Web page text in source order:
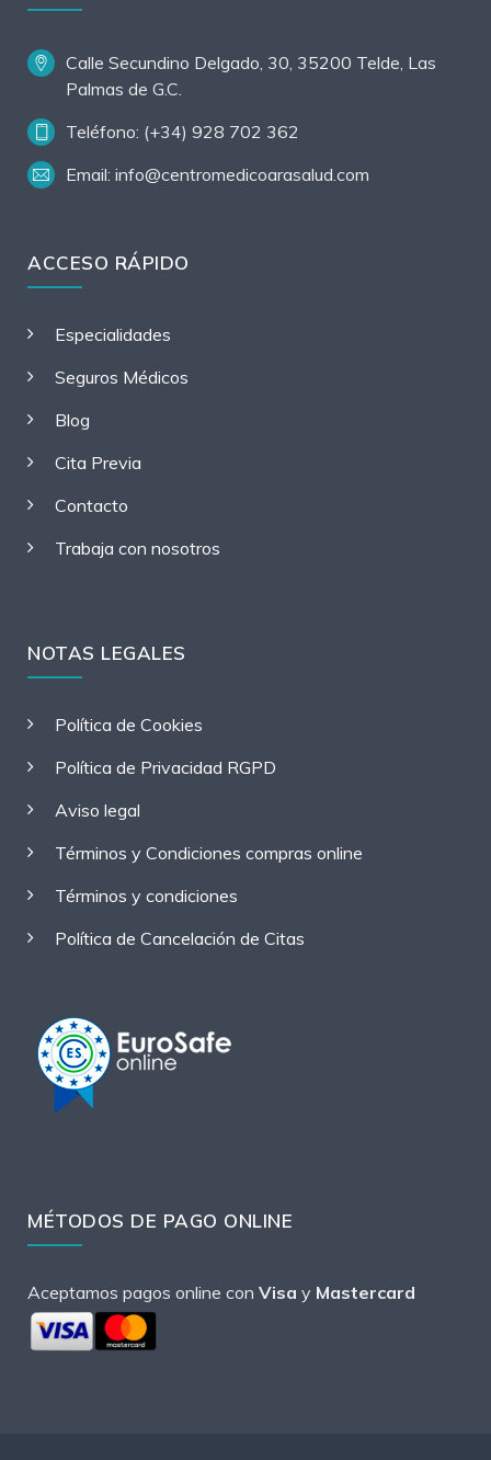
Calle Secundino Delgado, 30, 35200 Telde, Las
Palmas de G.C.
Teléfono: (+34) 928 702 362
Email: info@centromedicoarasalud.com
ACCESO RÁPIDO
Especialidades
Seguros Médicos
Blog
Cita Previa
Contacto
Trabaja con nosotros
NOTAS LEGALES
Política de Cookies
Política de Privacidad RGPD
Aviso legal
Términos y Condiciones compras online
Términos y condiciones
Política de Cancelación de Citas
MÉTODOS DE PAGO ONLINE
Aceptamos pagos online con Visa y Mastercard